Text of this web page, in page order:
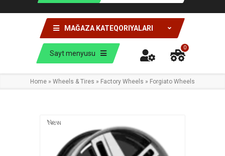
MAĞAZA KATEQORIYALARI
Sayt menyusu
0
Home » Wheels & Tires » Factory Wheels » Forgiato Wheels
New